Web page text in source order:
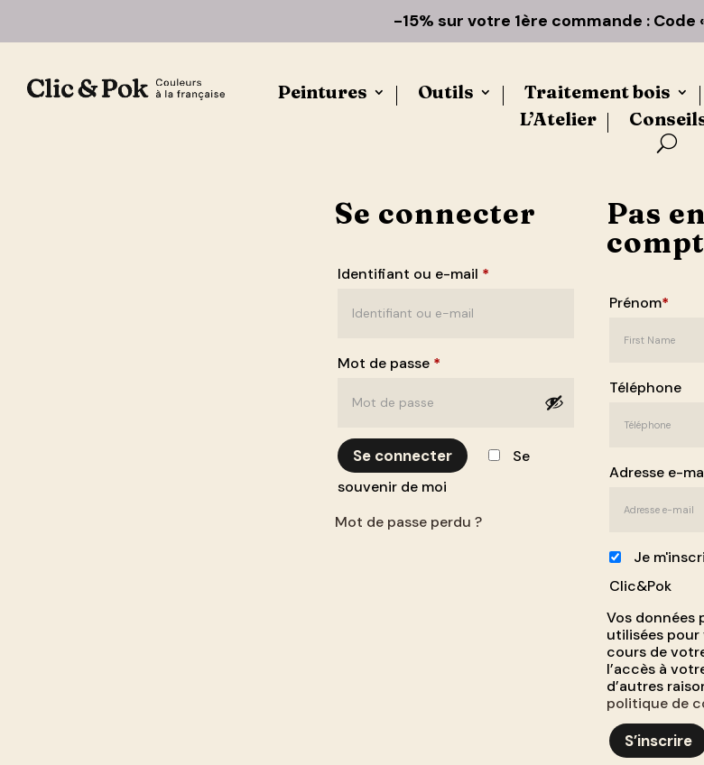
-15% sur votre 1ère commande : Code «
Peintures Outils Traitement bois
L’Atelier
Se connecter
Identifiant ou e-mail *
Mot de passe *
Se connecter
Se
souvenir de moi
Mot de passe perdu ?
Pas
Prénom*
Téléphone
Adresse e-
Je
Clic&Pok
Vos données
utilisées
cours de
l’accès à
d’autres
politique de
S’inscrire